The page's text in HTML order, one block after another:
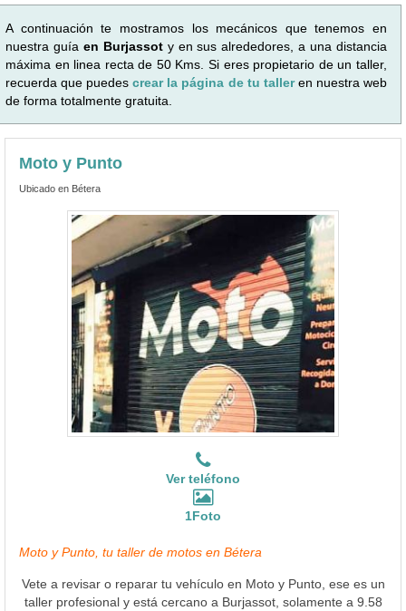
A continuación te mostramos los mecánicos que tenemos en
nuestra guía en Burjassoty en sus alrededores, a una distancia
máxima en linea recta de 50 Kms. Si eres propietario de un taller,
recuerda que puedescrear la página de tu talleren nuestra web
de forma totalmente gratuita.
Moto y Punto
Ubicado en Bétera
Ver teléfono
1Foto
Moto y Punto, tu taller de motos en Bétera
Vete a revisar o reparar tu vehículo en Moto y Punto, ese es un
taller profesional y está cercano a Burjassot, solamente a 9.58